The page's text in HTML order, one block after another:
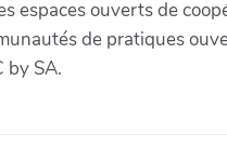
espaces ouverts de
de pratiques
by SA.